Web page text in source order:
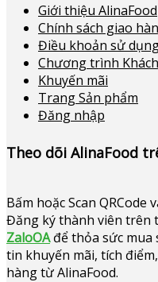
Giới thiệu AlinaFood
Chính sách giao
Điều khoản sử
Chương trình
Khuyến mãi
Trang Sản phẩm
Đăng nhập
Theo dõi AlinaFood
Bấm hoặcScan QRCode
Đăng ký thành viên trên
ZaloOAđể thỏa sức mua
tin khuyến mãi, tích
hàng từ AlinaFood.